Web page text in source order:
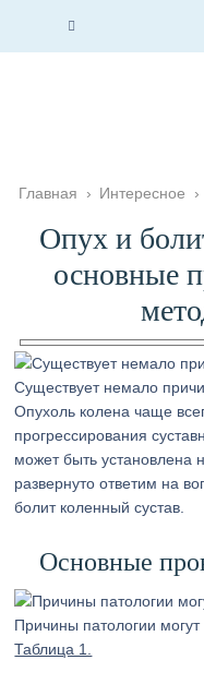
Главная › Интересное ›
Опух и
основные
Существует немало
Опухоль колена чаще
прогрессирования
может быть установлена
развернуто ответим на
болит коленный сустав.
Основные
Причины патологии
Таблица 1.